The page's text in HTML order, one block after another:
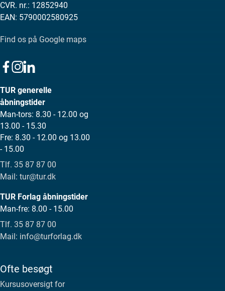
CVR. nr.: 12852940
EAN: 5790002580925
Find os på Google maps
TUR generelle
åbningstider
Man-tors: 8.30 - 12.00 og
13.00 - 15.30
Fre: 8.30 - 12.00 og 13.00
- 15.00
Tlf. 35 87 87 00
Mail: tur@tur.dk
TUR Forlag åbningstider
Man-fre: 8.00 - 15.00
Tlf. 35 87 87 00
Mail: info@turforlag.dk
Ofte besøgt
Kursusoversigt for